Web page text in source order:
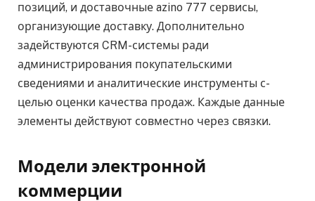
позиций, и доставочные azino 777 сервисы,
организующие доставку. Дополнительно
задействуются CRM-системы ради
администрирования покупательскими
сведениями и аналитические инструменты с-
целью оценки качества продаж. Каждые данные
элементы действуют совместно через связки.
Модели электронной
коммерции